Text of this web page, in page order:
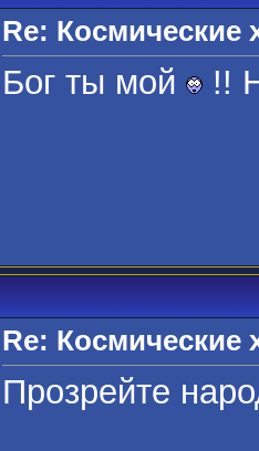
Re:
Бог ты мой !!
Re:
Прозрейте